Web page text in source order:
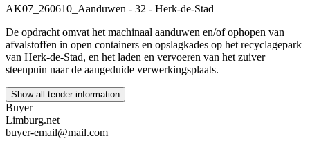
AK07_260610_Aanduwen - 32 - Herk-de-Stad
De opdracht omvat het machinaal aanduwen en/of ophopen van
afvalstoffen in open containers en opslagkades op het recyclagepark
van Herk-de-Stad, en het laden en vervoeren van het zuiver
steenpuin naar de aangeduide verwerkingsplaats.
Show all tender information
Buyer
Limburg.net
buyer-email@mail.com